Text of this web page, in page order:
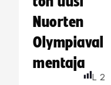
Nuorten
Olympiaval
mentaja
L 2